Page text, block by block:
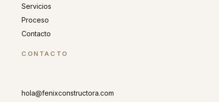
Servicios
Proceso
Contacto
CONTACTO
hola@fenixconstructora.com